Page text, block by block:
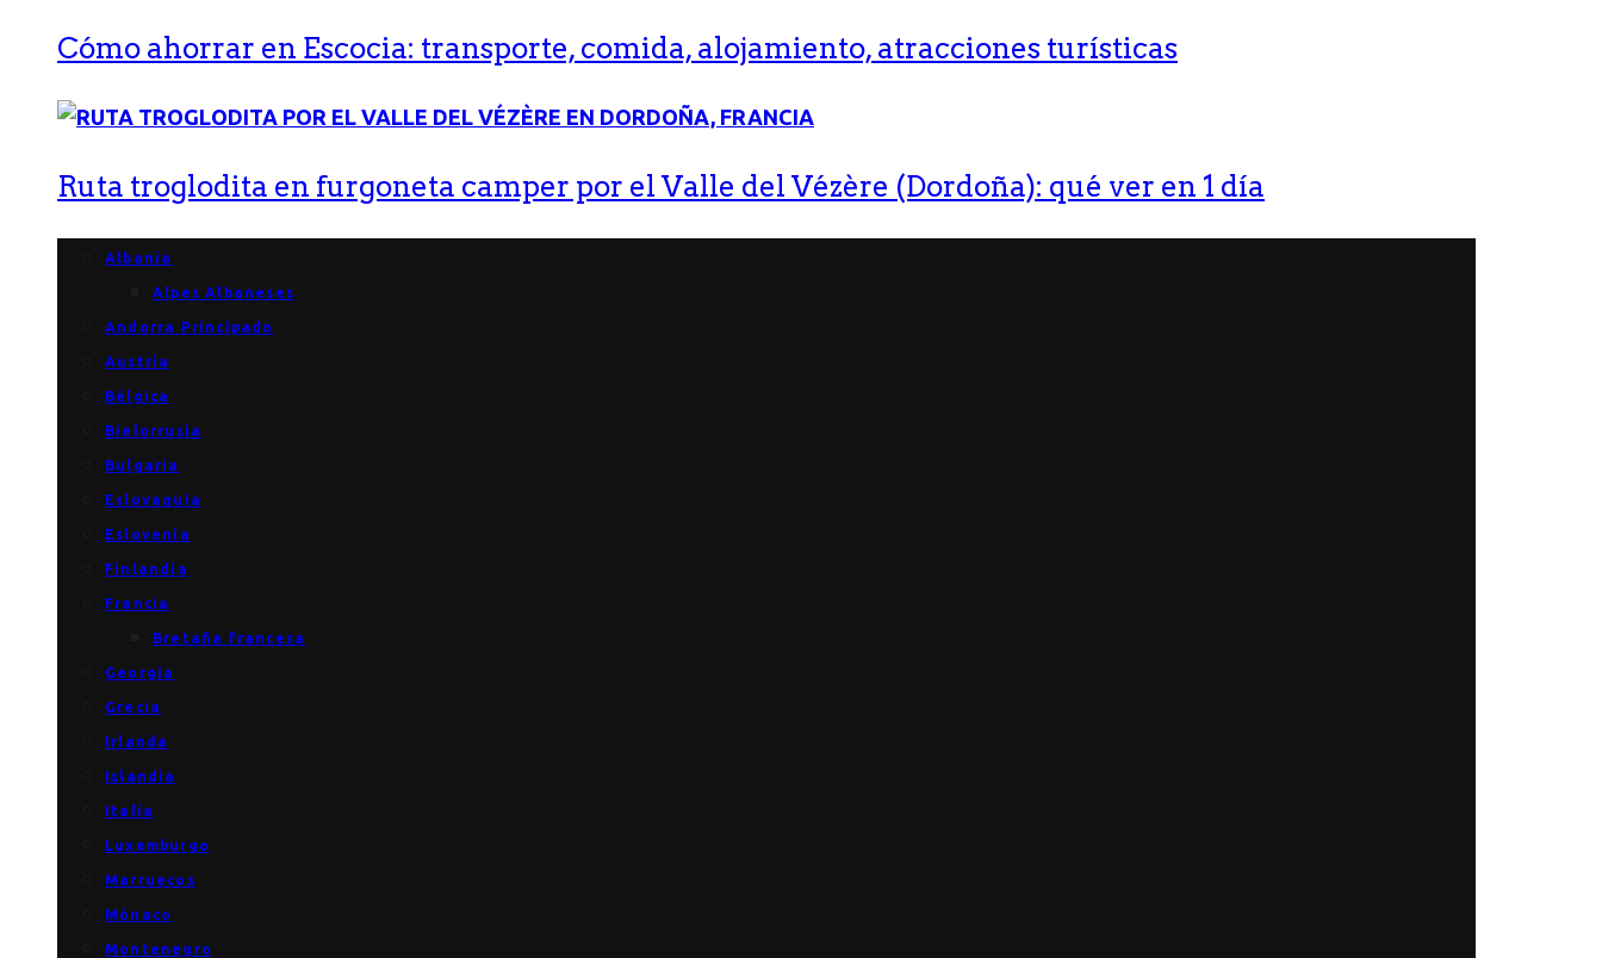
Cómo ahorrar en Escocia: transporte, comida, alojamiento, atracciones turísticas
Ruta troglodita en furgoneta camper por el Valle del Vézère (Dordoña): qué ver en 1 día
Albania
Alpes Albaneses
Andorra Principado
Austria
Bélgica
Bielorrusia
Bulgaria
Eslovaquia
Eslovenia
Finlandia
Francia
Bretaña francesa
Georgia
Grecia
Irlanda
Islandia
Italia
Luxemburgo
Marruecos
Mónaco
Montenegro